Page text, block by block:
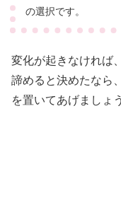
の選択です。
変化が起きなければ
諦めると決めたなら
を置いてあげましょ